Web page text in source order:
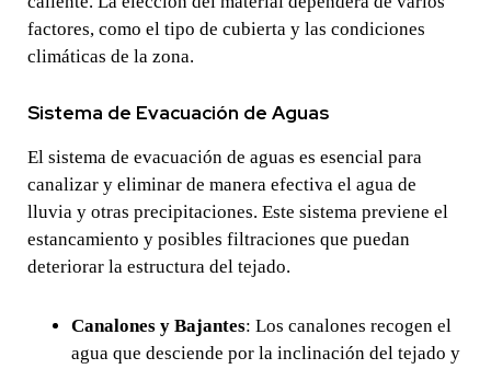
factores, como el tipo de cubierta y las condiciones
climáticas de la zona.
Sistema de Evacuación de Aguas
El sistema de evacuación de aguas es esencial para
canalizar y eliminar de manera efectiva el agua de
lluvia y otras precipitaciones. Este sistema previene el
estancamiento y posibles filtraciones que puedan
deteriorar la estructura del tejado.
Canalones y Bajantes: Los canalones recogen el
agua que desciende por la inclinación del tejado y